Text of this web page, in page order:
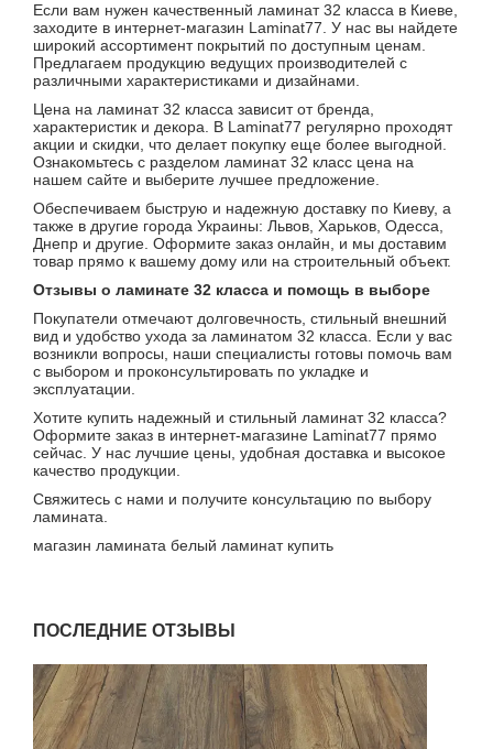
Если вам нужен качественный ламинат 32 класса в Киеве,
заходите в интернет-магазин Laminat77. У нас вы найдете
широкий ассортимент покрытий по доступным ценам.
Предлагаем продукцию ведущих производителей с
различными характеристиками и дизайнами.
Цена на ламинат 32 класса зависит от бренда,
характеристик и декора. В Laminat77 регулярно проходят
акции и скидки, что делает покупку еще более выгодной.
Ознакомьтесь с разделом ламинат 32 класс цена на
нашем сайте и выберите лучшее предложение.
Обеспечиваем быструю и надежную доставку по Киеву, а
также в другие города Украины: Львов, Харьков, Одесса,
Днепр и другие. Оформите заказ онлайн, и мы доставим
товар прямо к вашему дому или на строительный объект.
Отзывы о ламинате 32 класса и помощь в выборе
Покупатели отмечают долговечность, стильный внешний
вид и удобство ухода за ламинатом 32 класса. Если у вас
возникли вопросы, наши специалисты готовы помочь вам
с выбором и проконсультировать по укладке и
эксплуатации.
Хотите купить надежный и стильный ламинат 32 класса?
Оформите заказ в интернет-магазине Laminat77 прямо
сейчас. У нас лучшие цены, удобная доставка и высокое
качество продукции.
Свяжитесь с нами и получите консультацию по выбору
ламината.
магазин ламината белый ламинат купить
ПОСЛЕДНИЕ ОТЗЫВЫ